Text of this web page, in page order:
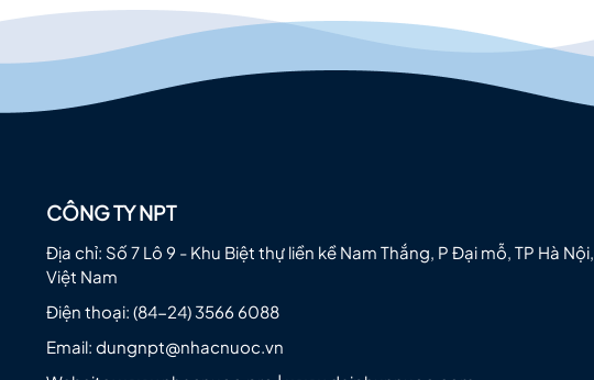
CÔNG TY NPT
Địa chỉ: Số 7 Lô 9 - Khu Biệt thự liền kề Nam Thắng, P Đại mỗ, TP Hà Nội,
Việt Nam
Điện thoại: (84-24) 3566 6088
Email: dungnpt@nhacnuoc.vn